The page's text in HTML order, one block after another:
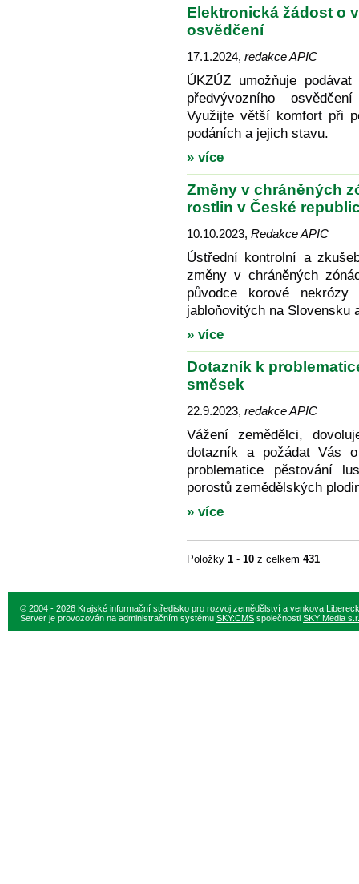
Elektronická žádost o
osvědčení
17.1.2024, redakce APIC
ÚKZÚZ umožňuje
předvývozního
Využijte větší komfort při
podáních a jejich stavu.
» více
Změny v chráněných
rostlin v České
10.10.2023, Redakce APIC
Ústřední kontrolní a
změny v chráněných
původce korové
jabloňovitých na Slovensku
» více
Dotazník k
směsek
22.9.2023, redakce APIC
Vážení zemědělci,
dotazník a požádat Vás
problematice pěstování
porostů zemědělských
» více
Položky 1 - 10 z celkem 431
© 2004 - 2026 Krajské informační středisko pro rozvoj zemědělství a venkova
Server je provozován na administračním systému SKY:CMS společnosti SKY Media